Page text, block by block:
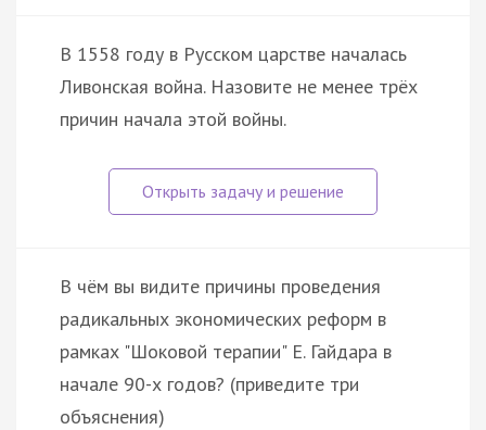
В 1558 году в Русском царстве началась
Ливонская война. Назовите не менее трёх
причин начала этой войны.
В чём вы видите причины проведения
радикальных экономических реформ в
рамках "Шоковой терапии" Е. Гайдара в
начале 90-х годов? (приведите три
объяснения)